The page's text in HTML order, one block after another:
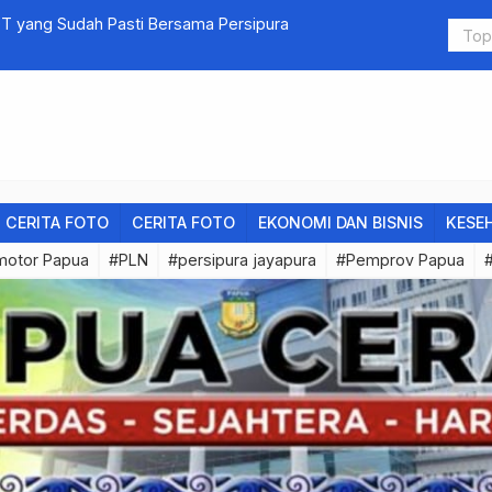
yang Sudah Pasti Bersama Persipura Rolet
CERITA FOTO CERITA FOTO EKONOMI DAN BISNIS
Papua #PLN #persipura jayapura #Pemprov Papua